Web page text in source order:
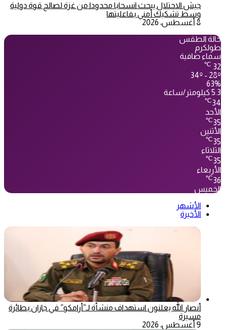
جيش الاحتلال يبحث انسحابا محدودا من غزة لصالح قوة دولية
وسط تشكيك أمني بفاعليتها
8 أغسطس، 2026
حالة الطقس
طولكرم
سماء صافية
32
℃
34º - 28º
63%
5.3 كيلومتر/ساعة
34
℃
الأحد
35
℃
الأثنين
35
℃
الثلاثاء
35
℃
الأربعاء
36
℃
الخميس
الأشهر
الأخيرة
أنصار الله يعلنون استهداف منشأة لـ”أرامكو” في جازان بطائرة
مسيرة
9 أغسطس، 2026